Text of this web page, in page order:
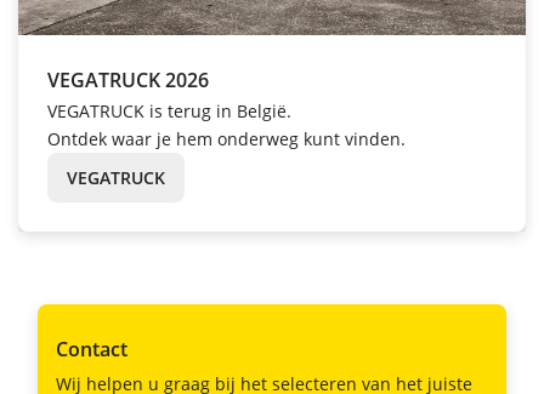
VEGATRUCK 2026
VEGATRUCK is terug in België.
Ontdek waar je hem onderweg kunt vinden.
VEGATRUCK
Contact
Wij helpen u graag bij het selecteren van het juiste